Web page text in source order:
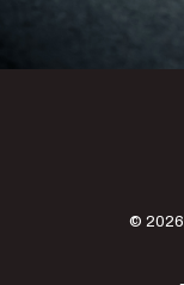
© 2026